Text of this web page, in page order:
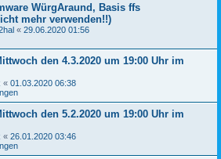
WürgAraund, Basis ffs
mehr verwenden!!)
« 29.06.2020 01:56
den 4.3.2020 um 19:00 Uhr im
« 01.03.2020 06:38
den 5.2.2020 um 19:00 Uhr im
« 26.01.2020 03:46